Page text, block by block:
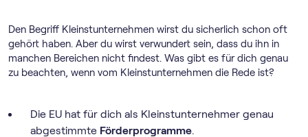
Den Begriff Kleinstunternehmen wirst du sicherlich schon oft
gehört haben. Aber du wirst verwundert sein, dass du ihn in
manchen Bereichen nicht findest. Was gibt es für dich genau
zu beachten, wenn vom Kleinstunternehmen die Rede ist?
Die EU hat für dich als Kleinstunternehmer genau
abgestimmte Förderprogramme.